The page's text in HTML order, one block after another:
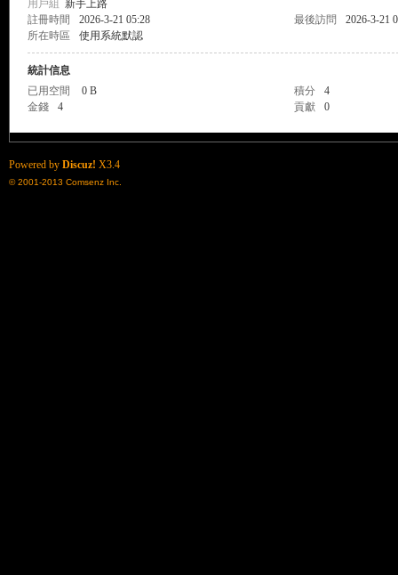
用戶組 新手上路
註冊時間
2026-3-21 05:28 最後訪問
2026-3-21
所在時區
使用系統默認
統計信息
已用空間
0 B 積分
4
金錢
4 貢獻 0
Powered by Discuz! X3.4
© 2001-2013 Comsenz Inc.